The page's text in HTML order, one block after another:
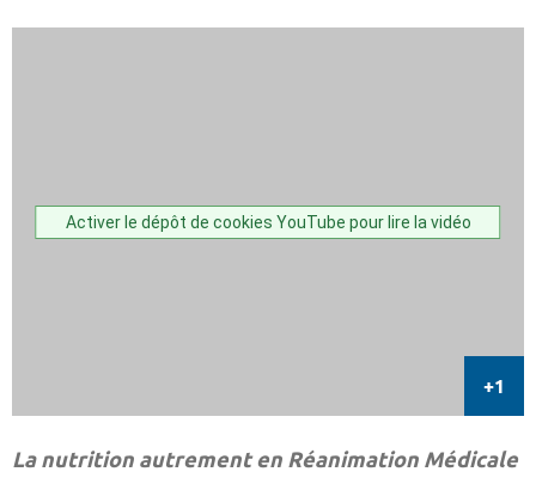
Activer le dépôt de cookies YouTube pour lire la vidéo
La nutrition autrement en Réanimation Médicale